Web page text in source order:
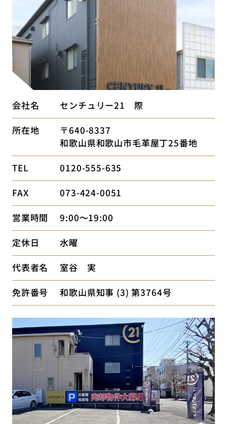
会社名 センチュリー21 際
所在地
〒640-8337
和歌山県和歌山市毛革屋丁25番地
TEL 0120-555-635
FAX 073-424-0051
営業時間 9:00～19:00
定休日 水曜
代表者名 室谷 実
免許番号 和歌山県知事 (3) 第3764号